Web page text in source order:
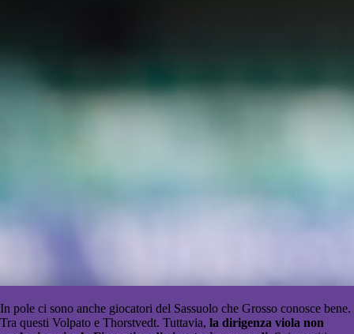
In pole ci sono anche giocatori del Sassuolo che Grosso conosce bene.
Tra questi Volpato e Thorstvedt. Tuttavia, la dirigenza viola non